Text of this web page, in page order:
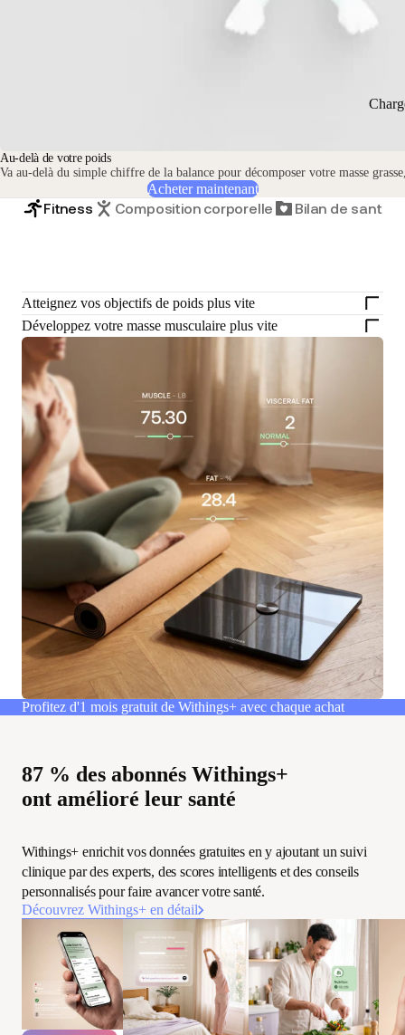
Au-delà de votre poids
Va au-delà du simple chiffre de la balance pour décomposer votre masse
Acheter maintenant
Fitness Composition corporelle Bilan de santé
Atteignez vos objectifs de poids plus vite
Développez votre masse musculaire plus vite
Profitez d'1 mois gratuit de Withings+ avec chaque achat
87 % des abonnés Withings+
ont amélioré leur santé
Withings+ enrichit vos données gratuites en y ajoutant un suivi
clinique par des experts, des scores intelligents et des conseils
personnalisés pour faire avancer votre santé.
Découvrez Withings+ en détail